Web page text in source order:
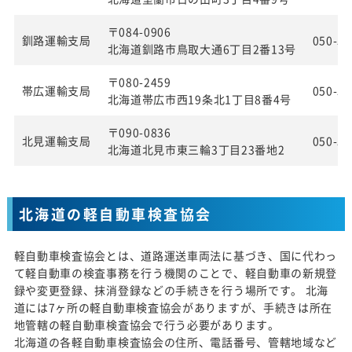
釧路運輸支局
〒084-0906
北海道釧路市鳥取大通6丁目2番13号
050-
帯広運輸支局
〒080-2459
北海道帯広市西19条北1丁目8番4号
050-
北見運輸支局
〒090-0836
北海道北見市東三輪3丁目23番地2
050-
北海道の軽自動車検査協会
軽自動車検査協会とは、道路運送車両法に基づき、国に代わっ
て軽自動車の検査事務を行う機関のことで、軽自動車の新規登
録や変更登録、抹消登録などの手続きを行う場所です。 北海
道には7ヶ所の軽自動車検査協会がありますが、手続きは所在
地管轄の軽自動車検査協会で行う必要があります。
北海道の各軽自動車検査協会の住所、電話番号、管轄地域など